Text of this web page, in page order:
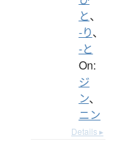
と、
-り、
-と
On:
ジ
ン、
ニン
Details ▸